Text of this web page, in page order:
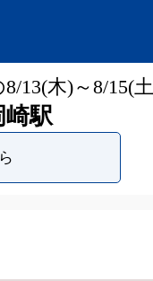
13(木)～8/15(
崎駅